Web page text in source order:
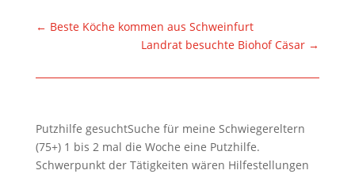
← Beste Köche kommen aus Schweinfurt
Landrat besuchte Biohof Cäsar →
Putzhilfe gesuchtSuche für meine Schwiegereltern
(75+) 1 bis 2 mal die Woche eine Putzhilfe.
Schwerpunkt der Tätigkeiten wären Hilfestellungen